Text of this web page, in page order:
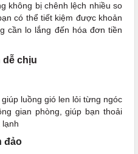
không bị chênh lệch nhiều so
có thể tiết kiệm được khoản
cần lo lắng đến hóa đơn tiền
dễ chịu
luồng gió len lỏi từng ngóc
gian phòng, giúp bạn thoải
lạnh
đảo